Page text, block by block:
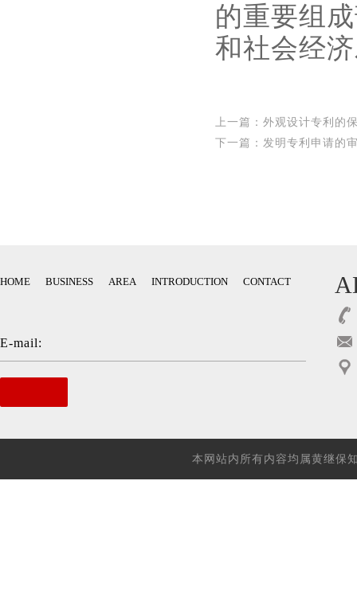
的重要组
和社会经
上一篇： 外观设计专利的
下一篇： 发明专利申请的
HOME BUSINESS AREA INTRODUCTION CONTACT
E-mail:
本网站内所有内容均属黄继保